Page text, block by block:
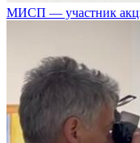
МИСП — участник